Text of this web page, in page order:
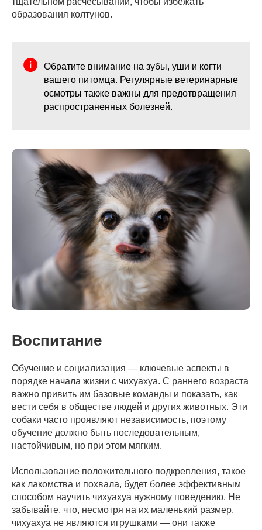
образования колтунов.
Обратите внимание на зубы, уши и когти
вашего питомца. Регулярные ветеринарные
осмотры также важны для предотвращения
распространенных болезней.
Воспитание
Обучение и социализация — ключевые аспекты в
порядке начала жизни с чихуахуа. С раннего возраста
важно привить им базовые команды и показать, как
вести себя в обществе людей и других животных. Эти
собаки часто проявляют независимость, поэтому
обучение должно быть последовательным,
настойчивым, но при этом мягким.
Использование положительного подкрепления, такое
как лакомства и похвала, будет более эффективным
способом научить чихуахуа нужному поведению. Не
забывайте, что, несмотря на их маленький размер,
чихуахуа не являются игрушками — они также